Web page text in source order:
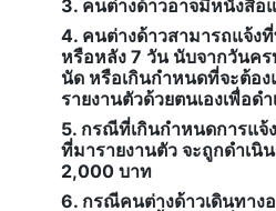
3. คนต่างด้าวอาจมีหนังสือ
4. คนต่างด้าวสามารถแจ้ง
หรือหลัง 7 วัน นับจากวันค
นัด หรือเกินกำหนดที่จะต้อ
รายงานตัวด้วยตนเองเพื่อด
5. กรณีที่เกินกำหนดการแจ้
ที่มารายงานตัว จะถูกดำเนิ
2,000 บาท
6. กรณีคนต่างด้าวเดินทาง